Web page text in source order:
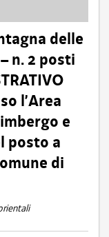
delle
n. 2 posti
l’Area
e
posto a
di